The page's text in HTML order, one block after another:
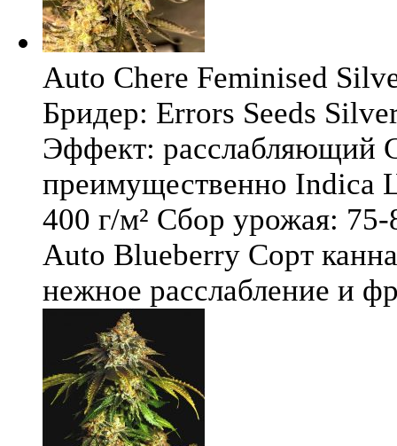
Auto Chere Feminised
Бридер: Errors Seeds
Эффект: расслабляющий
преимущественно Indica
400 г/м² Сбор урожая:
Auto Blueberry Сорт
нежное расслабление и